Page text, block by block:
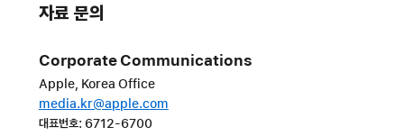
자료 문의
Corporate Communications
Apple, Korea Office
media.kr@apple.com
대표번호: 6712-6700